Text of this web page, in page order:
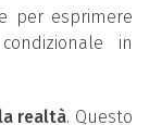
per esprimere
in
realtà. Questo